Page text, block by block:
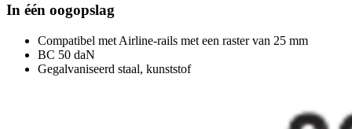
In één oogopslag
Compatibel met Airline-rails met een raster van 25 mm
BC 50 daN
Gegalvaniseerd staal, kunststof